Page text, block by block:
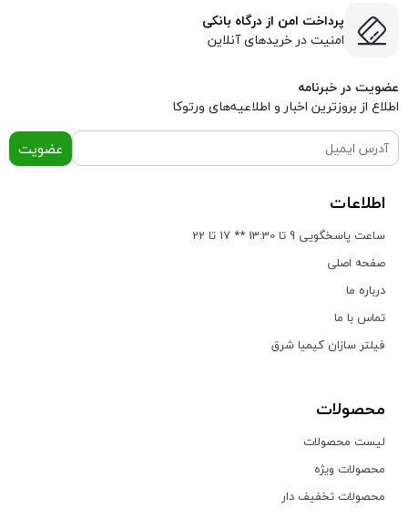
پرداخت امن از درگاه بانکی
امنیت در خریدهای آنلاین
عضویت در خبرنامه
اطلاع از بروز‌ترین اخبار و اطلاعیه‌های ورتوکا
عضویت
اطلاعات
ساعت پاسخگویی 9 تا 13:30 ** 17 تا 22
صفحه اصلی
درباره ما
تماس با ما
فیلتر سازان کیمیا شرق
محصولات
لیست محصولات
محصولات ویژه
محصولات تخفیف دار